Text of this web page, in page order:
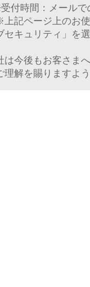
付時間：メールで
記ページ上のお
セキュリティ」を
は今後もお客さま
理解を賜りますよ